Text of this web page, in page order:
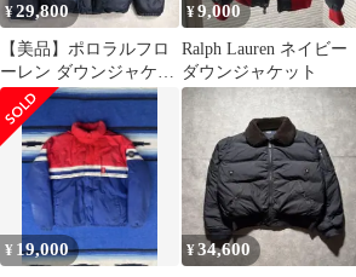
¥29,800
【美品】ポロラルフロ
ーレン ダウンジャケッ
ト 肉厚フード着脱式 ネ
イビー L
¥9,000
Ralph Lauren ネイビー
ダウンジャケット
¥ 19,000 ¥34,600